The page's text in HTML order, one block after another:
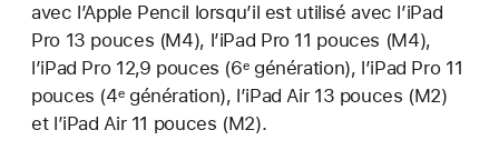
avec l’Apple Pencil lorsqu’il est utilisé avec l’iPad
Pro 13 pouces (M4), l’iPad Pro 11 pouces (M4),
l’iPad Pro 12,9 pouces (6ᵉ génération), l’iPad Pro 11
pouces (4ᵉ génération), l’iPad Air 13 pouces (M2)
et l’iPad Air 11 pouces (M2).